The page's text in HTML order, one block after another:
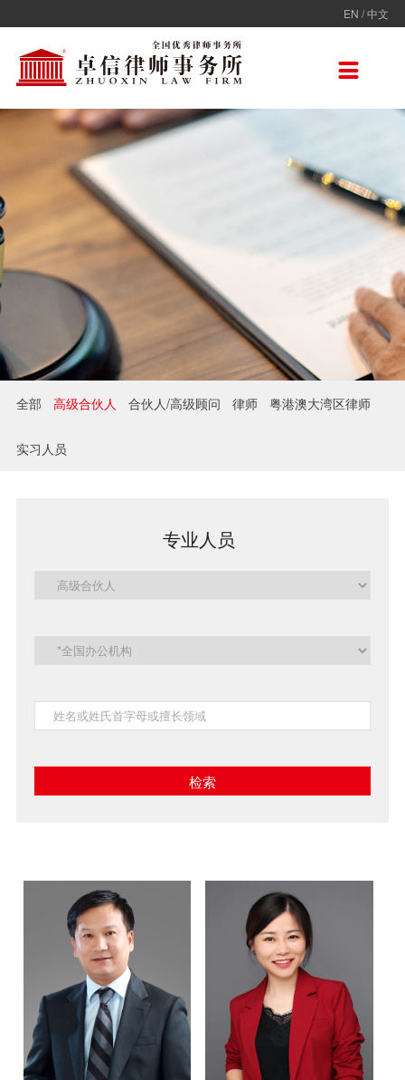
EN /中文
卓信简介
卓信文化
全部
保险
不良资产
房地产
雇佣与劳动
互联网与高新技术
婚姻继承与私人财富管理
兼并与收购
建设工程
诉讼与争议解决
刑事
卓信香港
ADVOC
TAGLaw
卓信动态
热点点评
校园招聘
社会招聘
联系我们
在线留言

全部 高级合伙人 合伙人/高级顾问 律师 粤港澳大湾区律师
实习人员
专业人员